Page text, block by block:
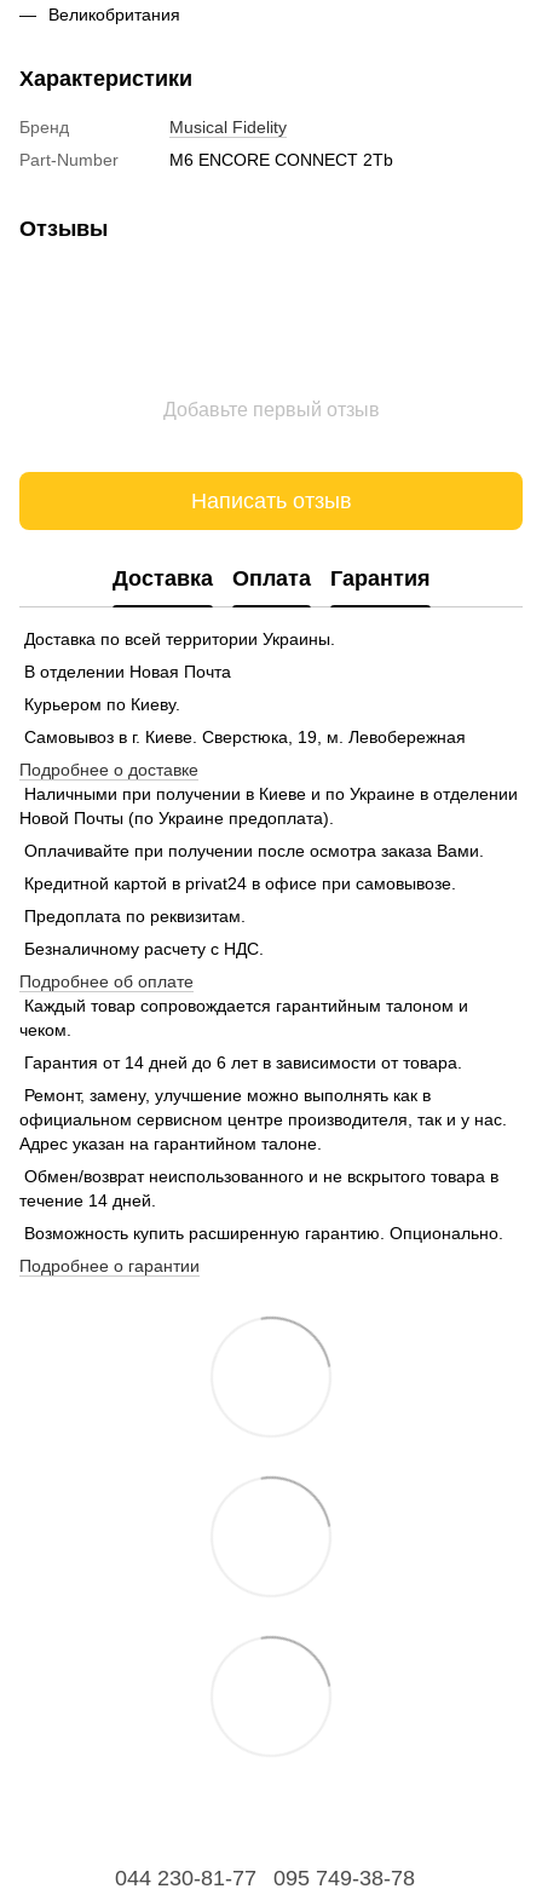
Великобритания
Характеристики
Бренд
Musical Fidelity
Part-Number
M6 ENCORE CONNECT 2Tb
Отзывы
Добавьте первый отзыв
Написать отзыв
Доставка Оплата Гарантия
Доставка по всей территории Украины.
В отделении Новая Почта
Курьером по Киеву.
Самовывоз в г. Киеве. Сверстюка, 19, м. Левобережная
Подробнее о доставке
Наличными при получении в Киеве и по Украине в отделении
Новой Почты (по Украине предоплата).
Оплачивайте при получении после осмотра заказа Вами.
Кредитной картой в privat24 в офисе при самовывозе.
Предоплата по реквизитам.
Безналичному расчету с НДС.
Подробнее об оплате
Каждый товар сопровождается гарантийным талоном и
чеком.
Гарантия от 14 дней до 6 лет в зависимости от товара.
Ремонт, замену, улучшение можно выполнять как в
официальном сервисном центре производителя, так и у нас.
Адрес указан на гарантийном талоне.
Обмен/возврат неиспользованного и не вскрытого товара в
течение 14 дней.
Возможность купить расширенную гарантию. Опционально.
Подробнее о гарантии
044 230-81-77 095 749-38-78